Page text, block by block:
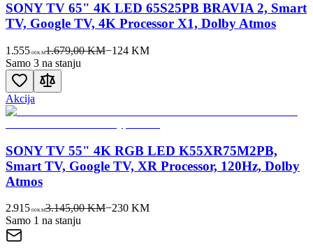
SONY TV 65" 4K LED 65S25PB BRAVIA 2, Smart
TV, Google TV, 4K Processor X1, Dolby Atmos
1.555 00KM1.679,00 KM−124KM
Samo 3 na stanju
Akcija
SONY TV 55" 4K RGB LED K55XR75M2PB,
Smart TV, Google TV, XR Processor, 120Hz, Dolby
Atmos
2.915 00KM3.145,00 KM−230KM
Samo 1 na stanju